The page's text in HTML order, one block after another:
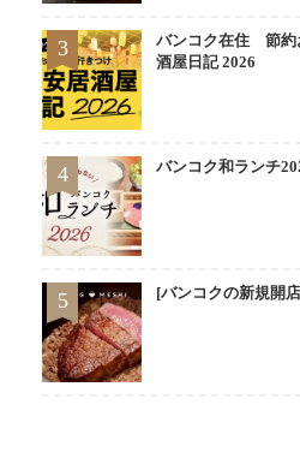
3
バンコク在住 節
酒屋日記 2026
4 バンコク和ランチ
5 [バンコクの新規開